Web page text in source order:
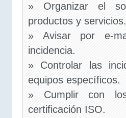
» Organizar el
productos y servicios.
» Avisar por e-
incidencia.
» Controlar las
equipos específicos.
» Cumplir con
certificación ISO.